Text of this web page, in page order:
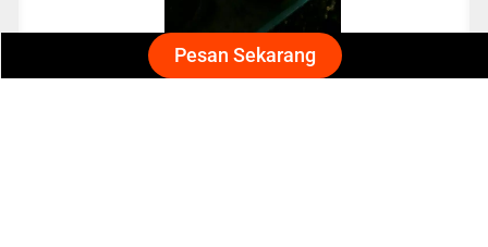
Pesan Sekarang